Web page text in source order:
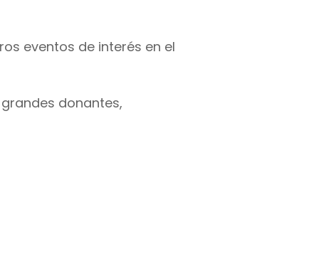
eventos de interés en el
donantes,